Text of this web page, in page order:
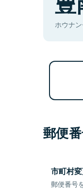
ホウナ
郵便
市町村
郵便番号